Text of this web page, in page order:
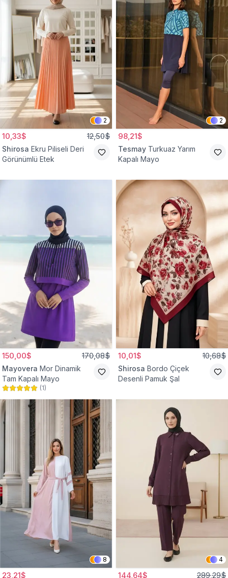
2
10,33$ 12,50$
Shirosa Ekru Piliseli Deri
Görünümlü Etek
2
98,21$
Tesmay Turkuaz Yarım
Kapalı Mayo
150,00$ 170,08$
Mayovera Mor Dinamik
Tam Kapalı Mayo
(1)
10,01$ 10,68$
Shirosa Bordo Çiçek
Desenli Pamuk Şal
8
23,21$
4
144,64$ 289,29$